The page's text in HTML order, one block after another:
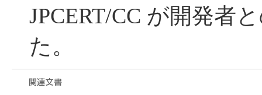
JPCERT/CC が開発者
た。